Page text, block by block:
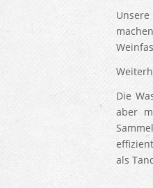
Die
aber
als